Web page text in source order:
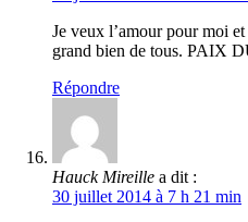
Je veux l’amour pour moi
grand bien de tous. PAIX
Répondre
Hauck Mireille a dit :
30 juillet 2014 à 7 h 21 min